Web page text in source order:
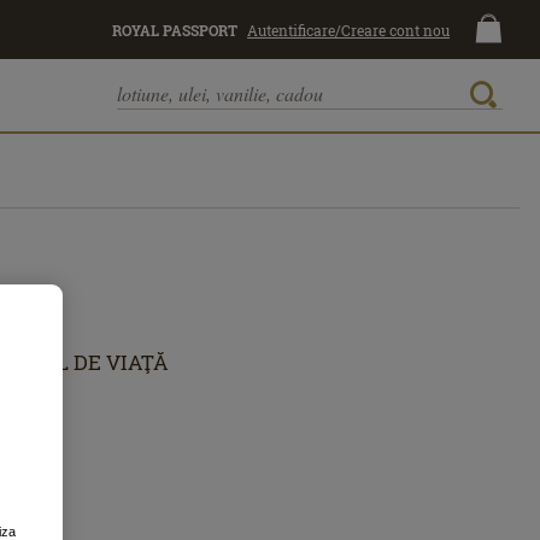
ROYAL PASSPORT Autentificare/Creare cont nou
STIL DE VIAŢĂ